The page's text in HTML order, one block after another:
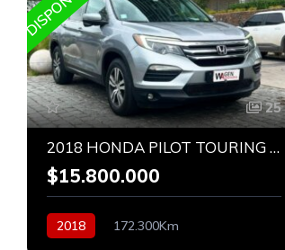
25
2018 HONDA PILOT TOURING AWD 3.5
$15.800.000
2018
172.300Km